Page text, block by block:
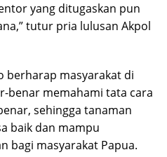
yang ditugaskan pun
tutur pria lulusan Akpol
berharap masyarakat di
benar memahami tata cara
sehingga tanaman
baik dan mampu
bagi masyarakat Papua.